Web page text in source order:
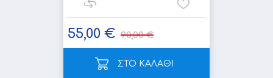
55,00 € 90,00 €
ΣΤΟ ΚΑΛΑΘΙ